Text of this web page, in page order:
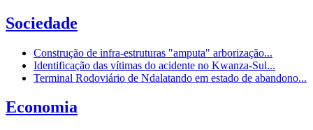
Sociedade
Construção de infra-estruturas "amputa" arborização...
Identificação das vítimas do acidente no Kwanza-Sul...
Terminal Rodoviário de Ndalatando em estado de abandono...
Economia